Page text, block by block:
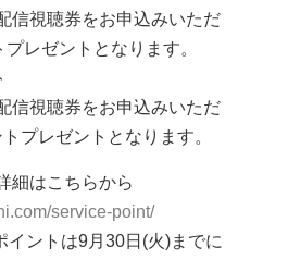
信視聴券をお申込みいただ
レゼントとなります。
信視聴券をお申込みいただ
プレゼントとなります。
細はこちらから
service-point/
ントは9月30日(火)までに